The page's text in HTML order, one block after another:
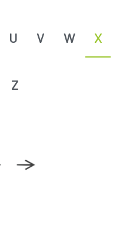
U V W X
Z